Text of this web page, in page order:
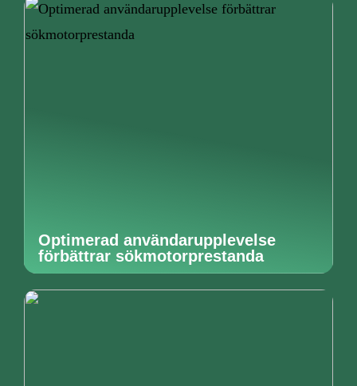
Optimerad användarupplevelse
förbättrar sökmotorprestanda